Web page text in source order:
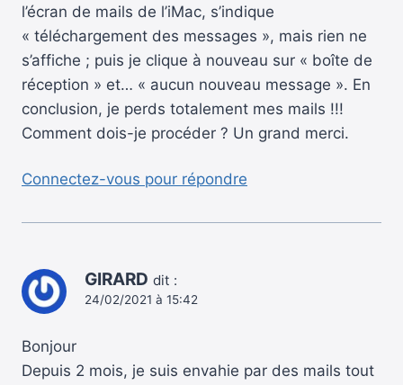
l’écran de mails de l’iMac, s’indique
« téléchargement des messages », mais rien ne
s’affiche ; puis je clique à nouveau sur « boîte de
réception » et… « aucun nouveau message ». En
conclusion, je perds totalement mes mails !!!
Comment dois-je procéder ? Un grand merci.
Connectez-vous pour répondre
GIRARD dit :
24/02/2021 à 15:42
Bonjour
Depuis 2 mois, je suis envahie par des mails tout